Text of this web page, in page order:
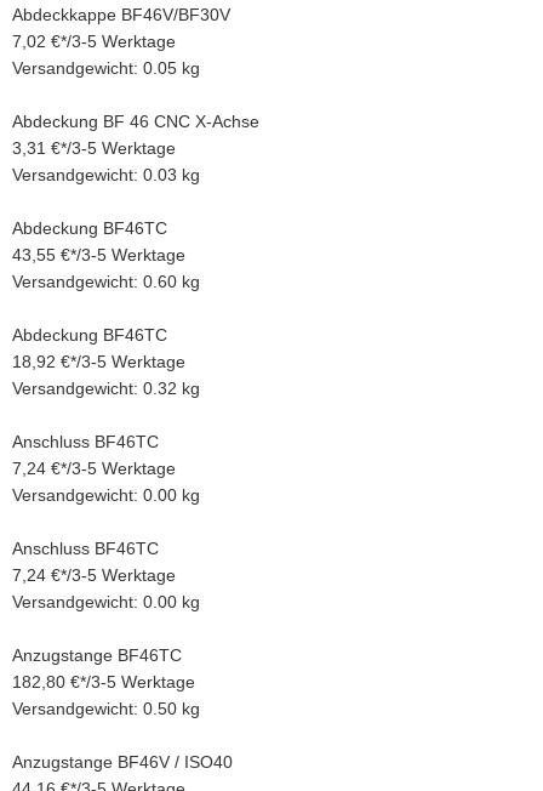
Abdeckkappe BF46V/BF30V
7,02 €*/3-5 Werktage
Versandgewicht: 0.05 kg
Abdeckung BF 46 CNC X-Achse
3,31 €*/3-5 Werktage
Versandgewicht: 0.03 kg
Abdeckung BF46TC
43,55 €*/3-5 Werktage
Versandgewicht: 0.60 kg
Abdeckung BF46TC
18,92 €*/3-5 Werktage
Versandgewicht: 0.32 kg
Anschluss BF46TC
7,24 €*/3-5 Werktage
Versandgewicht: 0.00 kg
Anschluss BF46TC
7,24 €*/3-5 Werktage
Versandgewicht: 0.00 kg
Anzugstange BF46TC
182,80 €*/3-5 Werktage
Versandgewicht: 0.50 kg
Anzugstange BF46V / ISO40